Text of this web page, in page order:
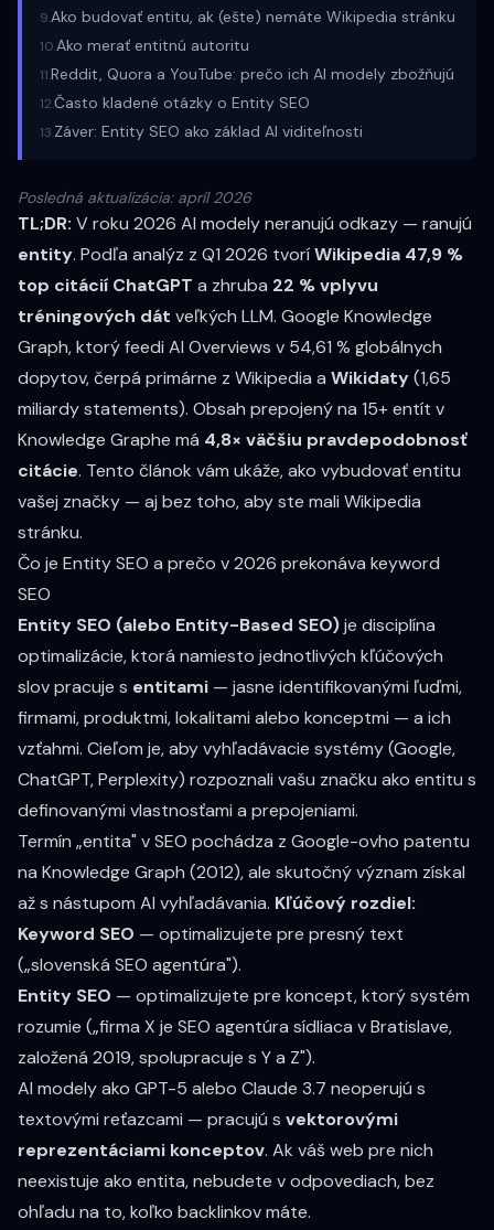
9.Ako budovať entitu, ak (ešte) nemáte Wikipedia stránku
10.Ako merať entitnú autoritu
11.Reddit, Quora a YouTube: prečo ich AI modely zbožňujú
12.Často kladené otázky o Entity SEO
13.Záver: Entity SEO ako základ AI viditeľnosti
Posledná aktualizácia: apríl 2026
TL;DR: V roku 2026 AI modely neranujú odkazy — ranujú
entity. Podľa analýz z Q1 2026 tvoríWikipedia 47,9 %
top citácií ChatGPT a zhruba 22 % vplyvu
tréningových dát veľkých LLM. Google Knowledge
Graph, ktorý feedi AI Overviews v 54,61 % globálnych
dopytov, čerpá primárne z Wikipedia a Wikidaty(1,65
miliardy statements). Obsah prepojený na 15+ entít v
Knowledge Graphe má 4,8× väčšiu pravdepodobnosť
citácie. Tento článok vám ukáže, ako vybudovať entitu
vašej značky — aj bez toho, aby ste mali Wikipedia
stránku.
Čo je Entity SEO a prečo v 2026 prekonáva keyword
SEO
Entity SEO (alebo Entity-Based SEO)je disciplína
optimalizácie, ktorá namiesto jednotlivých kľúčových
slov pracuje s entitami — jasne identifikovanými ľuďmi,
firmami, produktmi, lokalitami alebo konceptmi — a ich
vzťahmi. Cieľom je, aby vyhľadávacie systémy (Google,
ChatGPT, Perplexity) rozpoznali vašu značku ako entitu s
definovanými vlastnosťami a prepojeniami.
Termín „entita" v SEO pochádza z Google-ovho patentu
na Knowledge Graph (2012), ale skutočný význam získal
až s nástupom AI vyhľadávania. Kľúčový rozdiel:
Keyword SEO — optimalizujete pre presný text
(„slovenská SEO agentúra").
Entity SEO — optimalizujete pre koncept, ktorý systém
rozumie („firma X je SEO agentúra sídliaca v Bratislave,
založená 2019, spolupracuje s Y a Z").
AI modely ako GPT-5 alebo Claude 3.7 neoperujú s
textovými reťazcami — pracujú s vektorovými
reprezentáciami konceptov. Ak váš web pre nich
neexistuje ako entita, nebudete v odpovediach, bez
ohľadu na to, koľko backlinkov máte.